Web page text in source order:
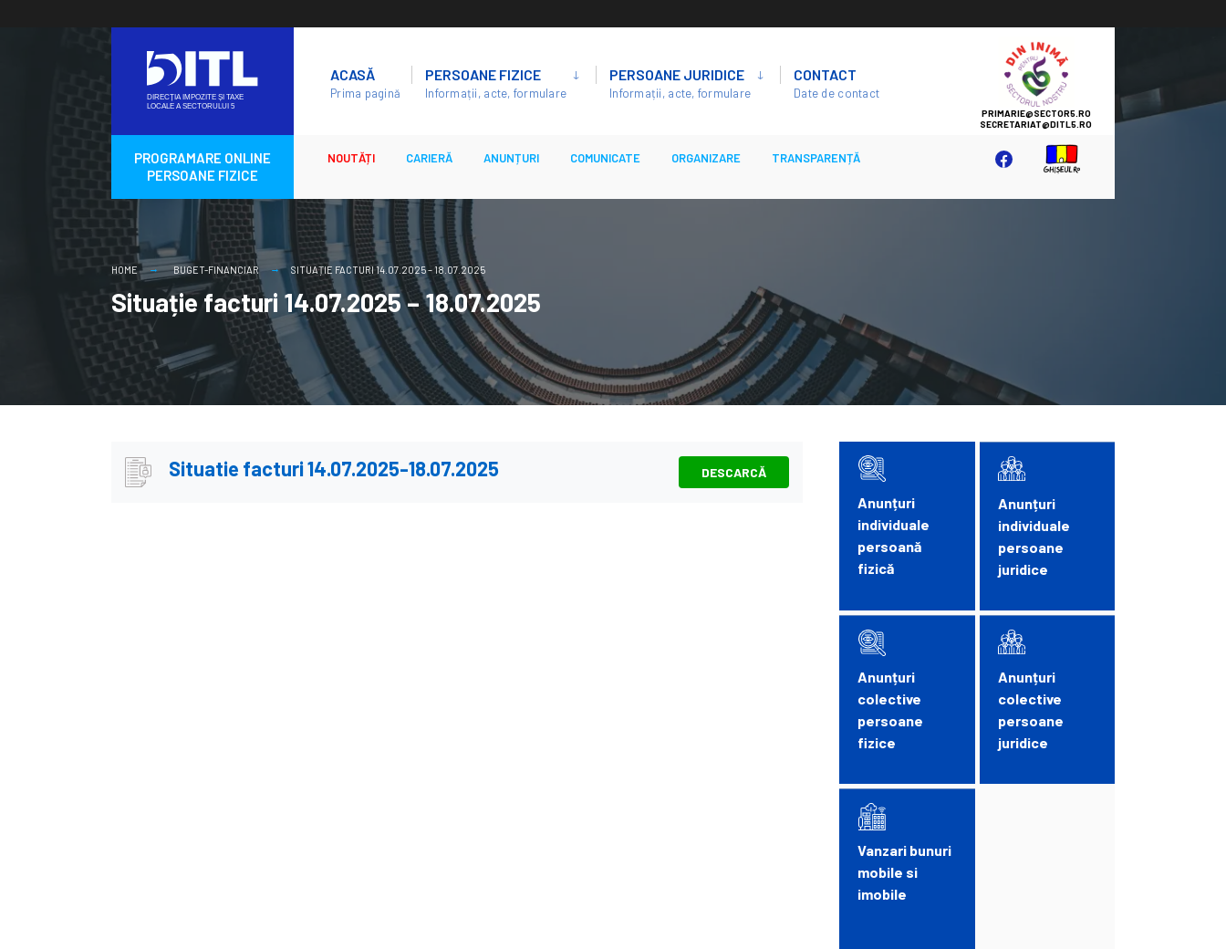
content
ACASĂ
Prima pagină
PERSOANE FIZICE
Informații, acte, formulare
PERSOANE JURIDICE
Informații, acte, formulare
CONTACT
Date de contact
SECTOR
5
PROGRAMARE ONLINE
PERSOANE FIZICE
NOUTĂȚI CARIERĂ ANUNȚURI COMUNICATE ORGANIZARE TRANSPARENȚĂ
HOME BUGET-FINANCIAR SITUAȚIE FACTURI 14.07.2025 – 18.07.2025
Situație facturi 14.07.2025 – 18.07.2025
Situatie facturi 14.07.2025-18.07.2025 DESCARCĂ
Anunțuri
individuale
persoană
fizică
Anunțuri
colective
persoane
fizice
Vanzari bunuri
mobile si
imobile
Anunțuri
individuale
persoane
juridice
Anunțuri
colective
persoane
juridice